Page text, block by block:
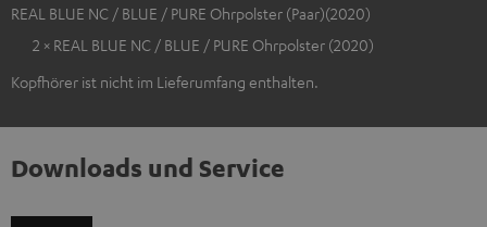
REAL BLUE NC / BLUE / PURE Ohrpolster (Paar)(2020)
2 × REAL BLUE NC / BLUE / PURE Ohrpolster (2020)
Kopfhörer ist nicht im Lieferumfang enthalten.
Downloads und Service